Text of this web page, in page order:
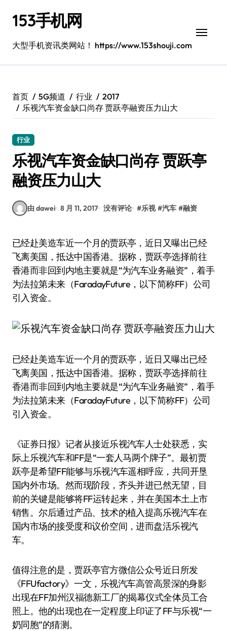
153手机网
大型手机资讯类网站！ https://www.153shouji.com
首页 5G频道 行业
2017
乐视汽车资金缺口尚存 贾跃亭融资压力山大
行业
乐视汽车资金缺口尚存 贾跃亭
融资压力山大
由 dawei 8 月 11, 2017 没有评论 #乐视 #汽车 #融资
已经赴美造车近一个月的贾跃亭，近日又曝出已经
飞离美国，抵达中国香港。据称，贾跃亭选择前往
香港而非回到内地主要就是“为汽车业务融资”，着手
为法拉第未来（FaradayFuture，以下简称FF）公司
引入资金。
已经赴美造车近一个月的贾跃亭，近日又曝出已经
飞离美国，抵达中国香港。据称，贾跃亭选择前往
香港而非回到内地主要就是“为汽车业务融资”，着手
为法拉第未来（FaradayFuture，以下简称FF）公司
引入资金。
《证券日报》记者从接近乐视汽车人士处获悉，实
际上乐视汽车和FF是“一套人马两个牌子”。最初贾
跃亭是希望FF能够与乐视汽车遥相呼应，共同开垦
国内外市场。然而现阶段，齐头并进已然无望，目
前的关键是能够将FF运转起来，并在美国本土上市
销售。尔后通过产品、技术的植入提高乐视汽车在
国内市场的接受度和议价空间，进而盘活乐视汽
车。
值得注意的是，贾跃亭官方微信公众号近日所发
《FFUfactory》一文，乐视汽车高管高景深的身影
出现在FF加州汉福德新工厂的揭幕仪式全体员工合
照上。他的出现也在一定程度上印证了FF与乐视“一
奶同胞”的猜测。